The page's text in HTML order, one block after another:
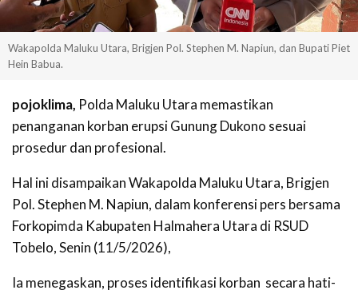
Wakapolda Maluku Utara, Brigjen Pol. Stephen M. Napiun, dan Bupati Piet
Hein Babua.
pojoklima, Polda Maluku Utara memastikan
penanganan korban erupsi Gunung Dukono sesuai
prosedur dan profesional.
Hal ini disampaikan Wakapolda Maluku Utara, Brigjen
Pol. Stephen M. Napiun, dalam konferensi pers bersama
Forkopimda Kabupaten Halmahera Utara di RSUD
Tobelo, Senin (11/5/2026),
Ia menegaskan, proses identifikasi korban secara hati-